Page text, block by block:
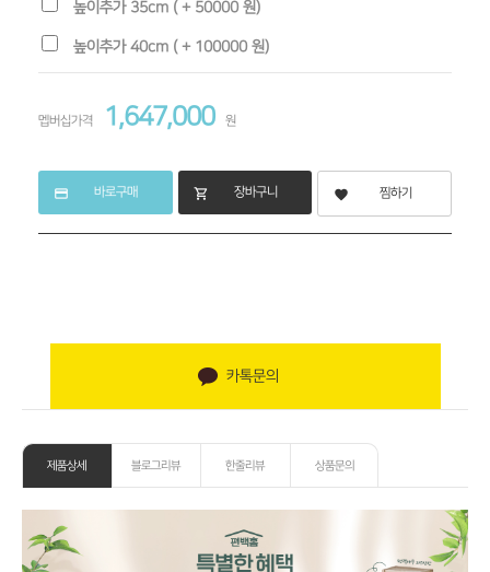
높이추가 35cm ( + 50000 원)
높이추가 40cm ( + 100000 원)
멥버십가격 1,647,000 원
credit_card 바로구매 shopping_cart 장바구니 favorite 찜하기
카톡문의
제품상세 블로그리뷰 한줄리뷰 상품문의